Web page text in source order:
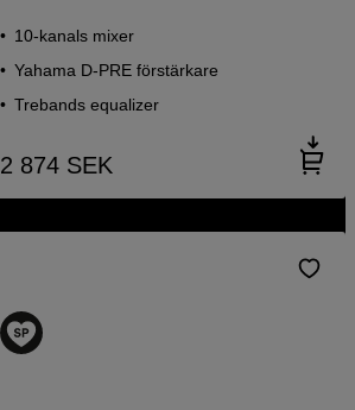
10-kanals mixer
Yahama D-PRE förstärkare
Trebands equalizer
2 874 SEK